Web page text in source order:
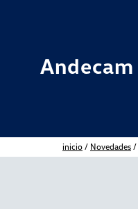
Andecam
inicio / Novedades /